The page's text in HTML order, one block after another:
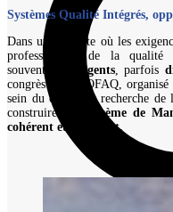
Systèmes Qualité Intégrés,
Dans un contexte où les
professionnels de la qualité
souvent
convergents, parfois
congrès de la SOFAQ, organisé
sein du centre de recherche
construire un
Système de
cohérent et inspirant.